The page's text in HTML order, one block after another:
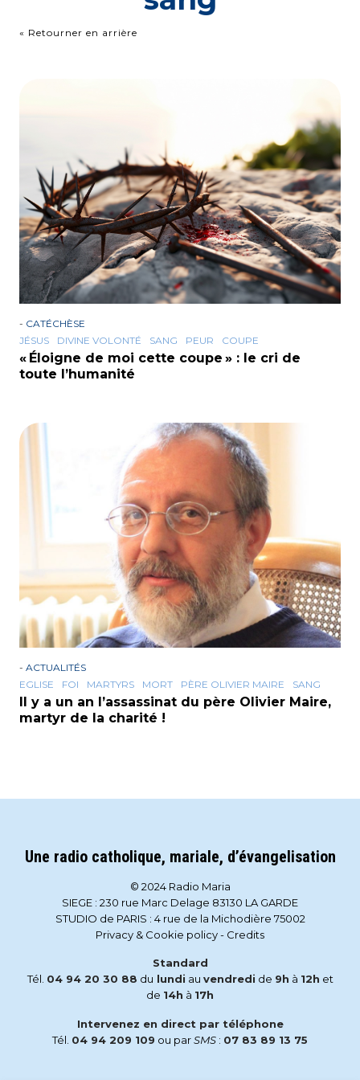
« Retourner en arrière
- CATÉCHÈSE
JÉSUS
DIVINE VOLONTÉ SANG PEUR COUPE
« Éloigne de moi cette coupe » : le cri de
toute l’humanité
- ACTUALITÉS
EGLISE
FOI MARTYRS MORT PÈRE OLIVIER MAIRE SANG
Il y a un an l’assassinat du père Olivier Maire,
martyr de la charité !
Une radio catholique, mariale, d’évangelisation
© 2024 Radio Maria
SIEGE : 230 rue Marc Delage 83130 LA GARDE
STUDIO de PARIS : 4 rue de la Michodière 75002
Privacy & Cookie policy- Credits
Standard
Tél. 04 94 20 30 88 du lundi au vendredi de 9h à 12h et
de 14h à 17h
Intervenez en direct par téléphone
Tél. 04 94 209 109 ou parSMS : 07 83 89 13 75